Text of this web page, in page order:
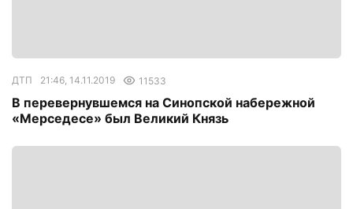
ДТП 21:46, 14.11.2019 11533
В перевернувшемся на Синопской набережной
«Мерседесе» был Великий Князь